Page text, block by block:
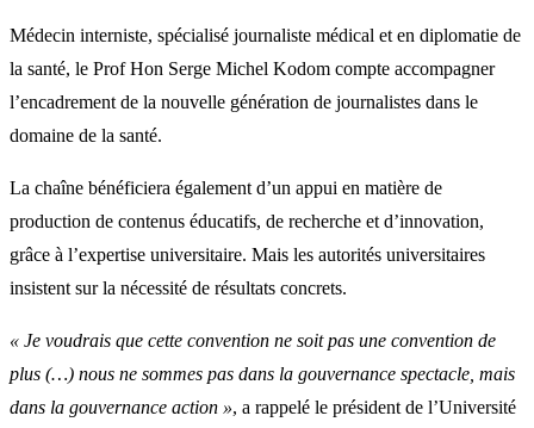
Médecin interniste, spécialisé journaliste médical et en diplomatie de
la santé, le Prof Hon Serge Michel Kodom compte accompagner
l’encadrement de la nouvelle génération de journalistes dans le
domaine de la santé.
La chaîne bénéficiera également d’un appui en matière de
production de contenus éducatifs, de recherche et d’innovation,
grâce à l’expertise universitaire. Mais les autorités universitaires
insistent sur la nécessité de résultats concrets.
« Je voudrais que cette convention ne soit pas une convention de
plus (…) nous ne sommes pas dans la gouvernance spectacle, mais
dans la gouvernance action », a rappelé le président de l’Université